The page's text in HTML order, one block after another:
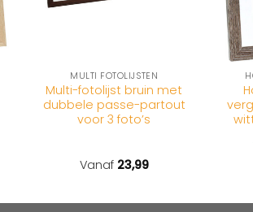
MULTI FOTOLIJSTEN
Multi-fotolijst bruin met
dubbele passe-partout
voor 3 foto’s
Vanaf 23,99